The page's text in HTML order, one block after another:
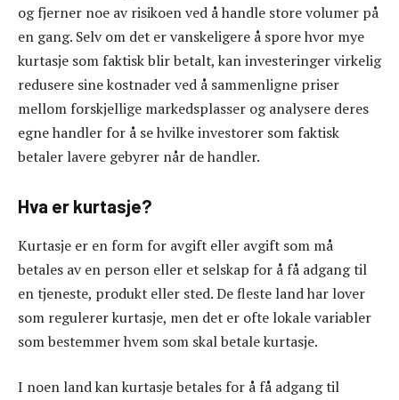
og fjerner noe av risikoen ved å handle store volumer på
en gang. Selv om det er vanskeligere å spore hvor mye
kurtasje som faktisk blir betalt, kan investeringer virkelig
redusere sine kostnader ved å sammenligne priser
mellom forskjellige markedsplasser og analysere deres
egne handler for å se hvilke investorer som faktisk
betaler lavere gebyrer når de handler.
Hva er kurtasje?
Kurtasje er en form for avgift eller avgift som må
betales av en person eller et selskap for å få adgang til
en tjeneste, produkt eller sted. De fleste land har lover
som regulerer kurtasje, men det er ofte lokale variabler
som bestemmer hvem som skal betale kurtasje.
I noen land kan kurtasje betales for å få adgang til